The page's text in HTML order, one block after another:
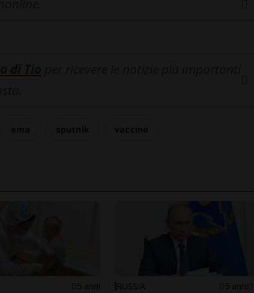
5 anni RUSSIA 5 anni